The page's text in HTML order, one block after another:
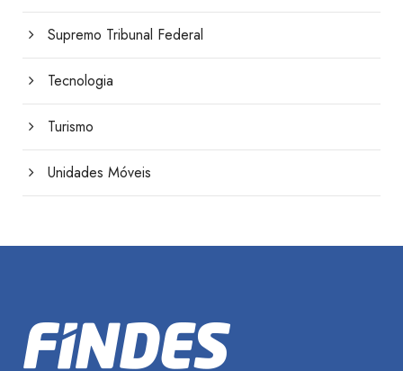
Supremo Tribunal Federal
Tecnologia
Turismo
Unidades Móveis